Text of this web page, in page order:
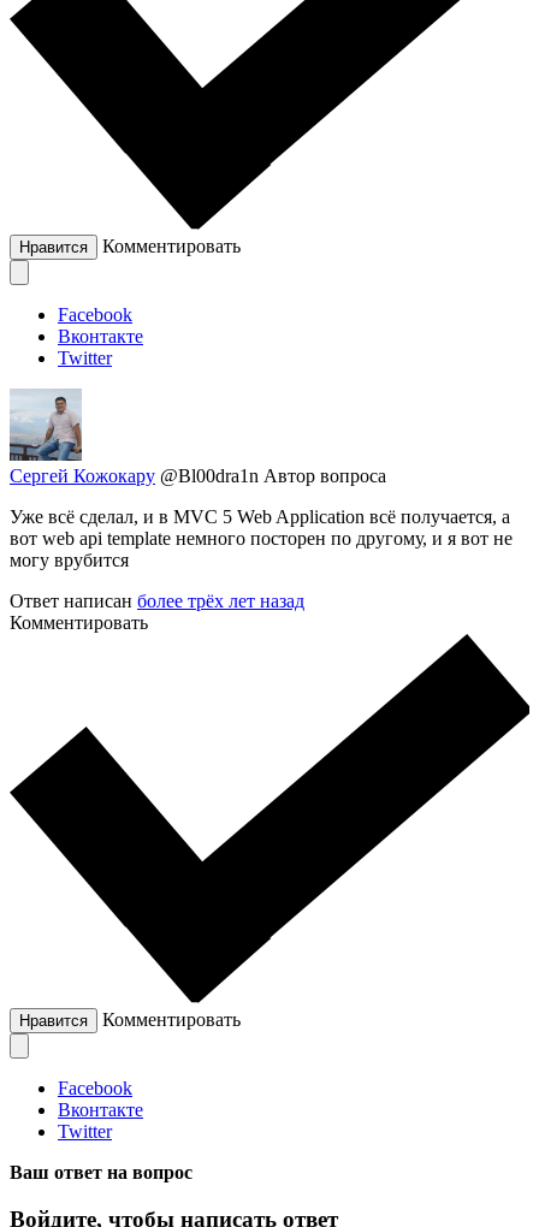
Нравится Комментировать
Facebook
Вконтакте
Twitter
Сергей Кожокару @Bl00dra1n Автор вопроса
Уже всё сделал, и в MVC 5 Web Application всё получается, а
вот web api template немного посторен по другому, и я вот не
могу врубится
Ответ написан более трёх лет назад
Комментировать
Нравится Комментировать
Facebook
Вконтакте
Twitter
Ваш ответ на вопрос
Войдите, чтобы написать ответ